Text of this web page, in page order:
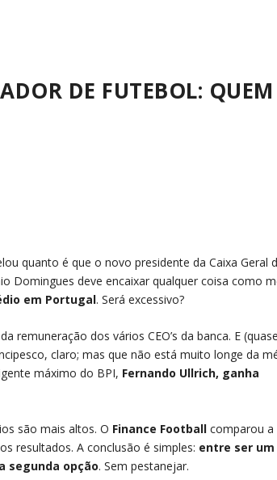
DE FUTEBOL: QUEM
quanto é que o novo presidente da Caixa Geral
Domingues deve encaixar qualquer coisa como
em Portugal. Será excessivo?
remuneração dos vários CEO’s da banca. E
claro; mas que não está muito longe da
máximo do BPI, Fernando Ullrich, ganha
são mais altos. O Finance Football comparou a
resultados. A conclusão é simples: entre ser um
segunda opção. Sem pestanejar.